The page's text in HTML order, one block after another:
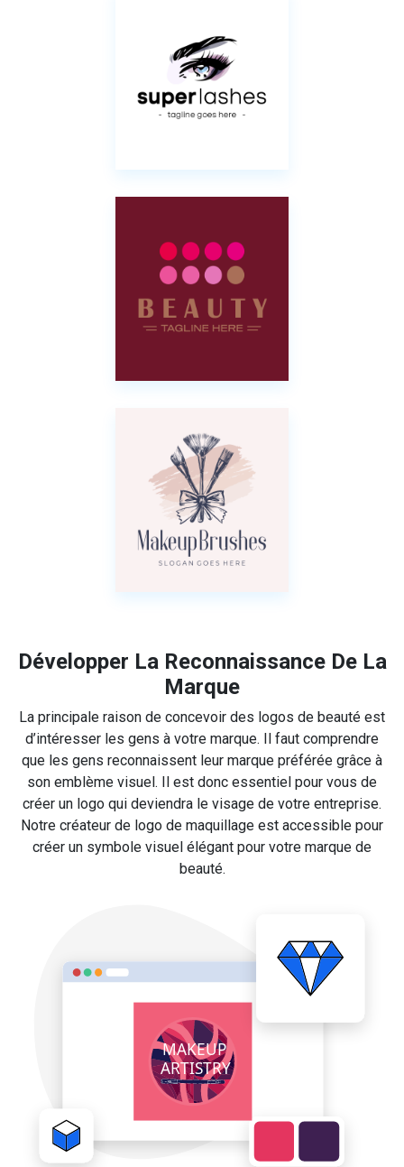
Développer La Reconnaissance De La
Marque
La principale raison de concevoir des logos de beauté est
d’intéresser les gens à votre marque. Il faut comprendre
que les gens reconnaissent leur marque préférée grâce à
son emblème visuel. Il est donc essentiel pour vous de
créer un logo qui deviendra le visage de votre entreprise.
Notre créateur de logo de maquillage est accessible pour
créer un symbole visuel élégant pour votre marque de
beauté.